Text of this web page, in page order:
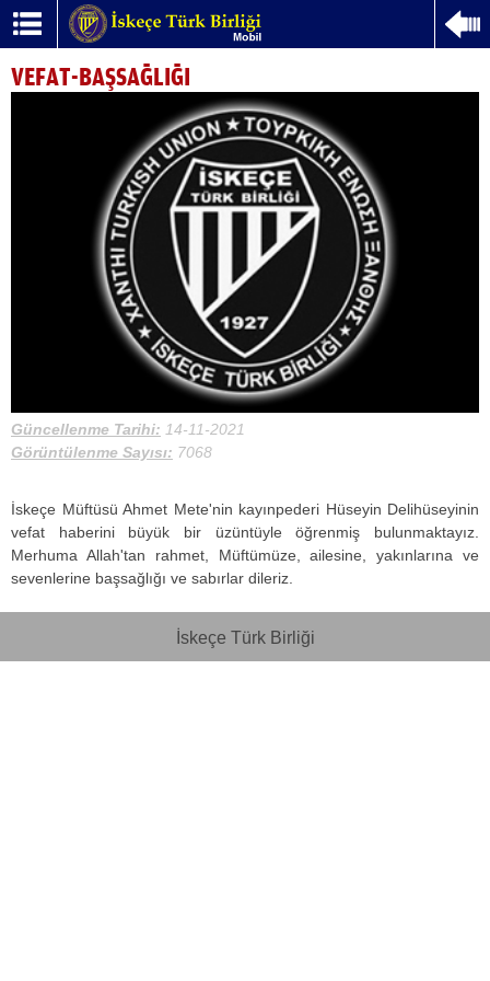
VEFAT-BAŞSAĞLIĞI
Güncellenme Tarihi: 14-11-2021
Görüntülenme Sayısı: 7068
İskeçe Müftüsü Ahmet Mete'nin kayınpederi Hüseyin Delihüseyinin
vefat haberini büyük bir üzüntüyle öğrenmiş bulunmaktayız.
Merhuma Allah'tan rahmet, Müftümüze, ailesine, yakınlarına ve
sevenlerine başsağlığı ve sabırlar dileriz.
İskeçe Türk Birliği